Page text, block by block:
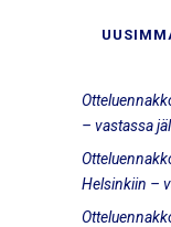
– vastassa
Helsinkiin –